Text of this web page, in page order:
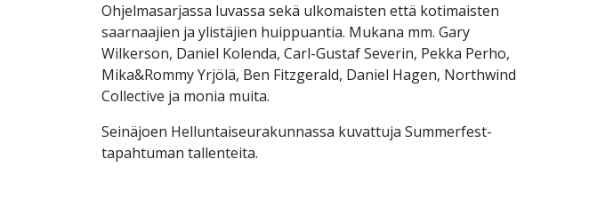
Ohjelmasarjassa luvassa sekä ulkomaisten että kotimaisten
saarnaajien ja ylistäjien huippuantia. Mukana mm. Gary
Wilkerson, Daniel Kolenda, Carl-Gustaf Severin, Pekka Perho,
Mika&Rommy Yrjölä, Ben Fitzgerald, Daniel Hagen, Northwind
Collective ja monia muita.
Seinäjoen Helluntaiseurakunnassa kuvattuja Summerfest-
tapahtuman tallenteita.